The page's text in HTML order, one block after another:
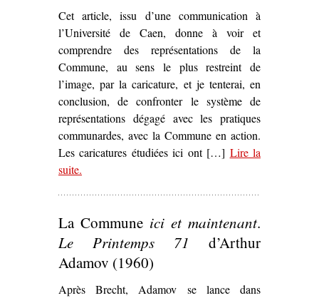
Cet article, issu d’une communication à
l’Université de Caen, donne à voir et
comprendre des représentations de la
Commune, au sens le plus restreint de
l’image, par la caricature, et je tenterai, en
conclusion, de confronter le système de
représentations dégagé avec les pratiques
communardes, avec la Commune en action.
Les caricatures étudiées ici ont […] Lire la
suite– ‘Les Représentations de la Commune au travers de
.
La Commune ici et maintenant.
Le Printemps 71 d’Arthur
Adamov (1960)
Après Brecht, Adamov se lance dans